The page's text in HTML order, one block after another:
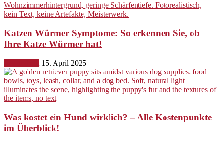
Katzen Würmer Symptome: So erkennen Sie, ob
Ihre Katze Würmer hat!
15. April 2025
Was kostet ein Hund wirklich? – Alle Kostenpunkte
im Überblick!